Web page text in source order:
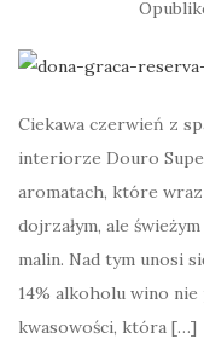
Ciekawa czerwień z
interiorze Douro
aromatach, które wraz
dojrzałym, ale
malin. Nad tym unosi
14% alkoholu wino nie
kwasowości, która […]